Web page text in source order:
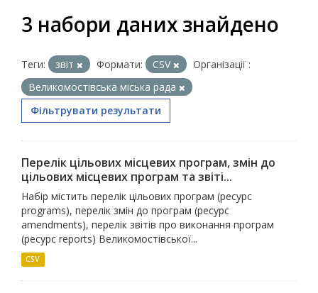
3 набори даних знайдено
Теги: звіт Формати: CSV
Організації :
Великомостівська міська рада
Фільтрувати результати
Перелік цільових місцевих програм, змін до
цільових місцевих програм та звіті...
Набір містить перелік цільових програм (ресурс
programs), перелік змін до програм (ресурс
amendments), перелік звітів про виконання програм
(ресурс reports) Великомостівської...
CSV